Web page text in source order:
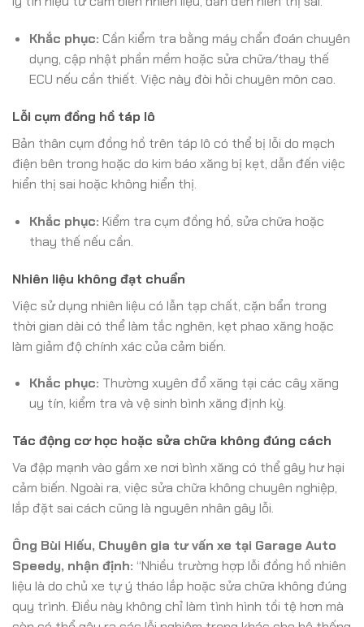
Khắc phục: Cần kiểm tra bằng máy chẩn đoán chuyên
dụng, cập nhật phần mềm hoặc sửa chữa/thay thế
ECU nếu cần thiết. Việc này đòi hỏi chuyên môn cao.
Lỗi cụm đồng hồ táp lô
Bản thân cụm đồng hồ trên táp lô có thể bị lỗi do mạch
điện bên trong hoặc do kim báo xăng bị kẹt, dẫn đến việc
hiển thị sai hoặc không hiển thị.
Khắc phục: Kiểm tra cụm đồng hồ, sửa chữa hoặc
thay thế nếu cần.
Nhiên liệu không đạt chuẩn
Việc sử dụng nhiên liệu có lẫn tạp chất, cặn bẩn trong
thời gian dài có thể làm tắc nghẽn, kẹt phao xăng hoặc
làm giảm độ chính xác của cảm biến.
Khắc phục: Thường xuyên đổ xăng tại các cây xăng
uy tín, kiểm tra và vệ sinh bình xăng định kỳ.
Tác động cơ học hoặc sửa chữa không đúng cách
Va đập mạnh vào gầm xe nơi bình xăng có thể gây hư hại
cảm biến. Ngoài ra, việc sửa chữa không chuyên nghiệp,
lắp đặt sai cách cũng là nguyên nhân gây lỗi.
Ông Bùi Hiếu, Chuyên gia tư vấn xe tại Garage Auto
Speedy, nhận định: “Nhiều trường hợp lỗi đồng hồ nhiên
liệu là do chủ xe tự ý tháo lắp hoặc sửa chữa không đúng
quy trình. Điều này không chỉ làm tình hình tồi tệ hơn mà